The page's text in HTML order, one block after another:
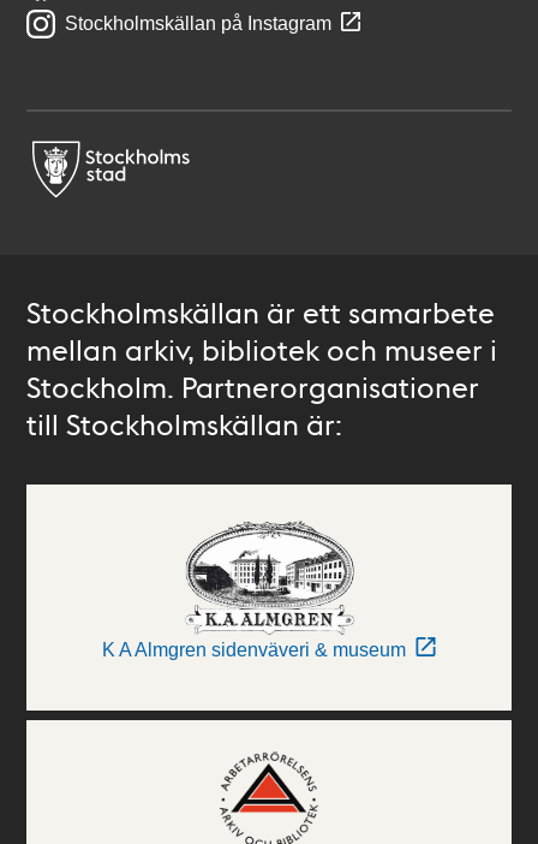
Stockholmskällan på Instagram
Stockholmskällan är ett samarbete
mellan arkiv, bibliotek och museer i
Stockholm. Partnerorganisationer
till Stockholmskällan är:
K A Almgren sidenväveri & museum